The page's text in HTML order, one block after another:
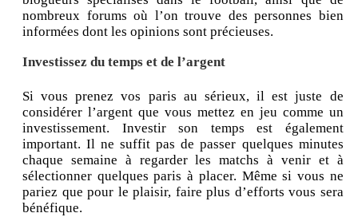
nombreux forums où l’on trouve des personnes bien
informées dont les opinions sont précieuses.
Investissez du temps et de l’argent
Si vous prenez vos paris au sérieux, il est juste de
considérer l’argent que vous mettez en jeu comme un
investissement. Investir son temps est également
important. Il ne suffit pas de passer quelques minutes
chaque semaine à regarder les matchs à venir et à
sélectionner quelques paris à placer. Même si vous ne
pariez que pour le plaisir, faire plus d’efforts vous sera
bénéfique.